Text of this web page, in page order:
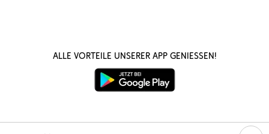
Alle Vorteile unserer App genießen!